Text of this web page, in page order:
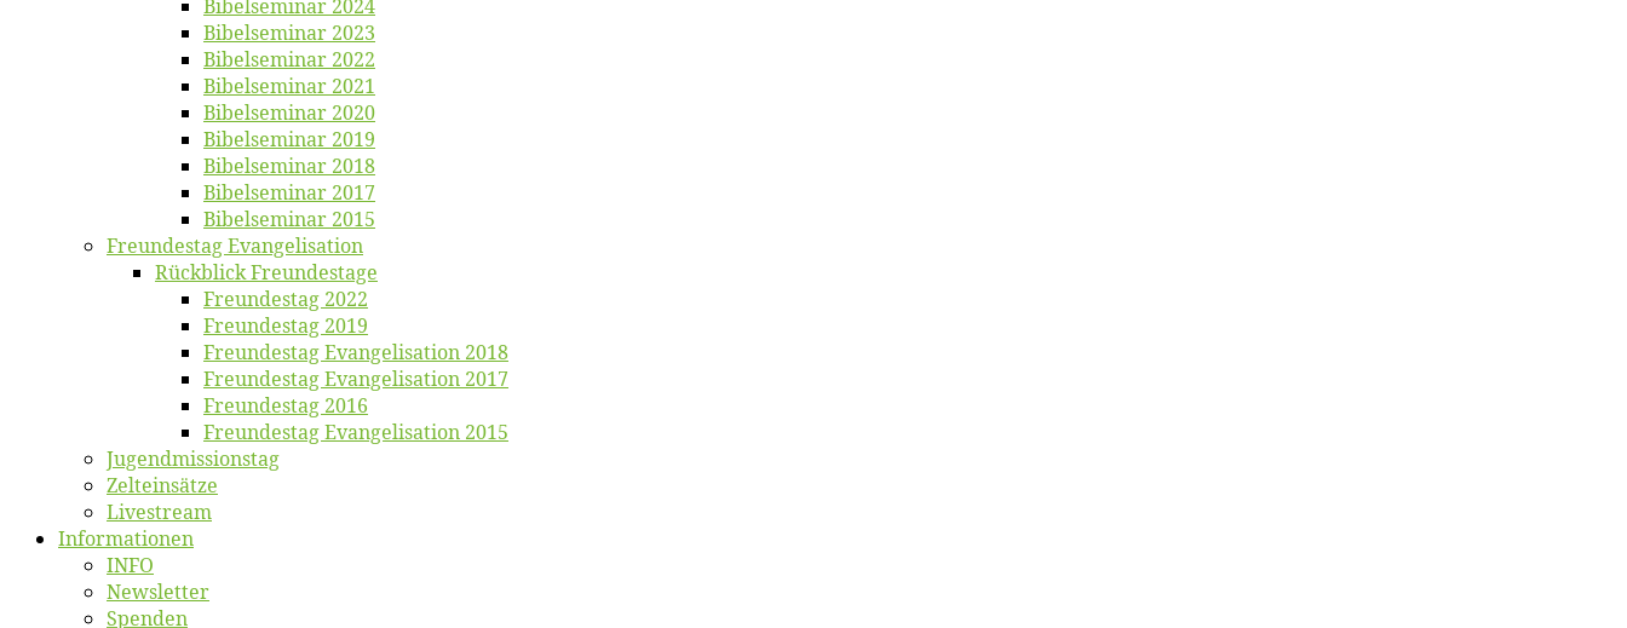
Bi­bel­se­mi­nar 2024
Bi­bel­se­mi­nar 2023
Bi­bel­se­mi­nar 2022
Bi­bel­se­mi­nar 2021
Bi­bel­se­mi­nar 2020
Bi­bel­se­mi­nar 2019
Bi­bel­se­mi­nar 2018
Bibelsemi­nar 2017
Bibelsemi­nar 2015
Freun­des­tag Evangelisation
Rück­blick Freundestage
Freun­des­tag 2022
Freun­des­tag 2019
Freun­des­tag Evan­ge­li­sa­ti­on 2018
Freun­des­tag Evan­ge­li­sa­ti­on 2017
Freun­des­tag 2016
Freun­des­tag Evan­ge­li­sa­ti­on 2015
Jugend­mis­sions­tag
Zelt­ein­sät­ze
Live­stream
Informatio­nen
INFO
News­let­ter
Spen­den